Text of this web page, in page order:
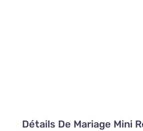
Détails De Mariage Mini